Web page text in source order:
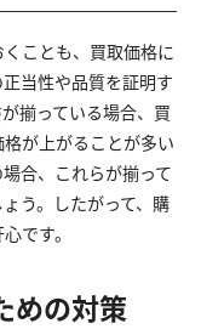
ことも、買取価格に
当性や品質を証明す
揃っている場合、買
が上がることが多い
合、これらが揃って
う。したがって、購
です。
めの対策